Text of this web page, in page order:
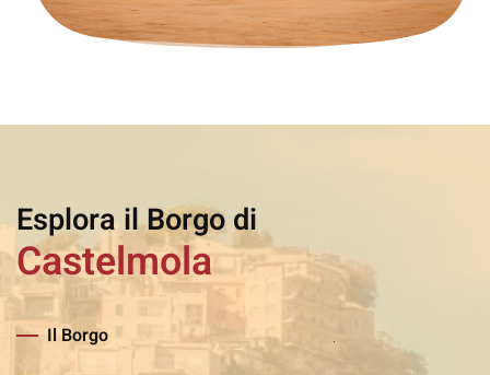
Esplora il Borgo di
Castelmola
Il Borgo